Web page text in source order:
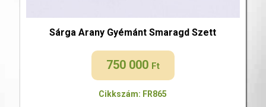
Sárga Arany Gyémánt Smaragd Szett
750 000 Ft
Cikkszám: FR865